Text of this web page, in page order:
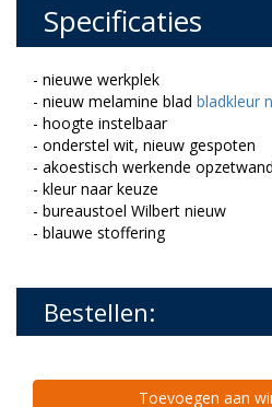
Specificaties
- nieuwe werkplek
- nieuw melamine blad bladkleur
- hoogte instelbaar
- onderstel wit, nieuw gespoten
- akoestisch werkende
- kleur naar keuze
- bureaustoel Wilbert nieuw
- blauwe stoffering
Bestellen:
Toevoegen aan